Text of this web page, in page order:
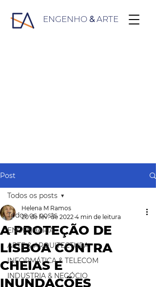
ENGENHO &ARTE
Post
Todos os posts
ENGENHARIA
ARTE & ARQUITECTURA
INFORMÁTICA & TELECOM
INDUSTRIA & NEGÓCIO
Todos os posts
A PROTEÇÃO DE
LISBOA CONTRA
CHEIAS E
INUNDAÇÕES
Helena M Ramos
20 de fev. de 2022 4 min de leitura